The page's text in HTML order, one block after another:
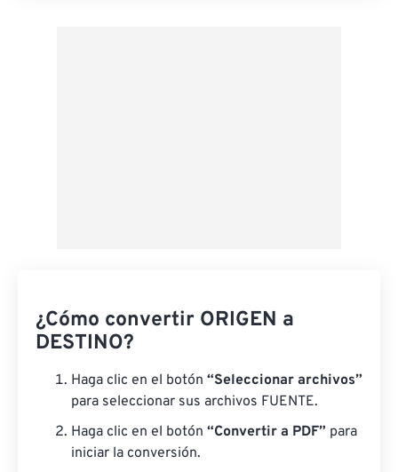
¿Cómo convertir ORIGEN a
DESTINO?
Haga clic en el botón “Seleccionar archivos”
para seleccionar sus archivos FUENTE.
Haga clic en el botón “Convertir a PDF” para
iniciar la conversión.